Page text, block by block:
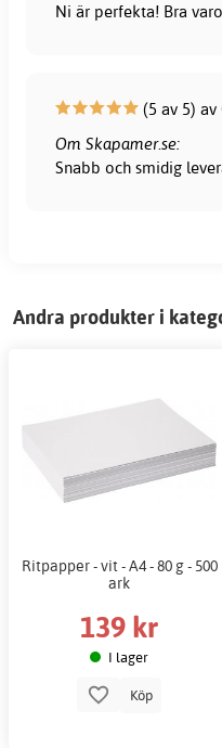
Ni är perfekta! Bra
(5 av 5)
Om Skapamer.se:
Snabb och smidig
Andra produkter i
Ritpapper - vit - A4 - 80 g - 500
ark
139 kr
I lager
Köp